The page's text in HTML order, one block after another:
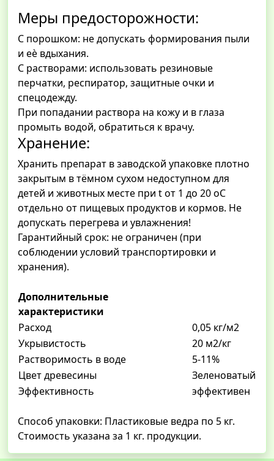
Меры предосторожности:
С порошком: не допускать формирования пыли
и еѐ вдыхания.
С растворами: использовать резиновые
перчатки, респиратор, защитные очки и
спецодежду.
При попадании раствора на кожу и в глаза
промыть водой, обратиться к врачу.
Хранение:
Хранить препарат в заводской упаковке плотно
закрытым в тёмном сухом недоступном для
детей и животных месте при t от 1 до 20 оС
отдельно от пищевых продуктов и кормов. Не
допускать перегрева и увлажнения!
Гарантийный срок: не ограничен (при
соблюдении условий транспортировки и
хранения).
Дополнительные
характеристики
Расход
0,05 кг/м2
Укрывистость
20 м2/кг
Растворимость в воде
5-11%
Цвет древесины
Зеленоватый
Эффективность
эффективен
Способ упаковки: Пластиковые ведра по 5 кг.
Стоимость указана за 1 кг. продукции.